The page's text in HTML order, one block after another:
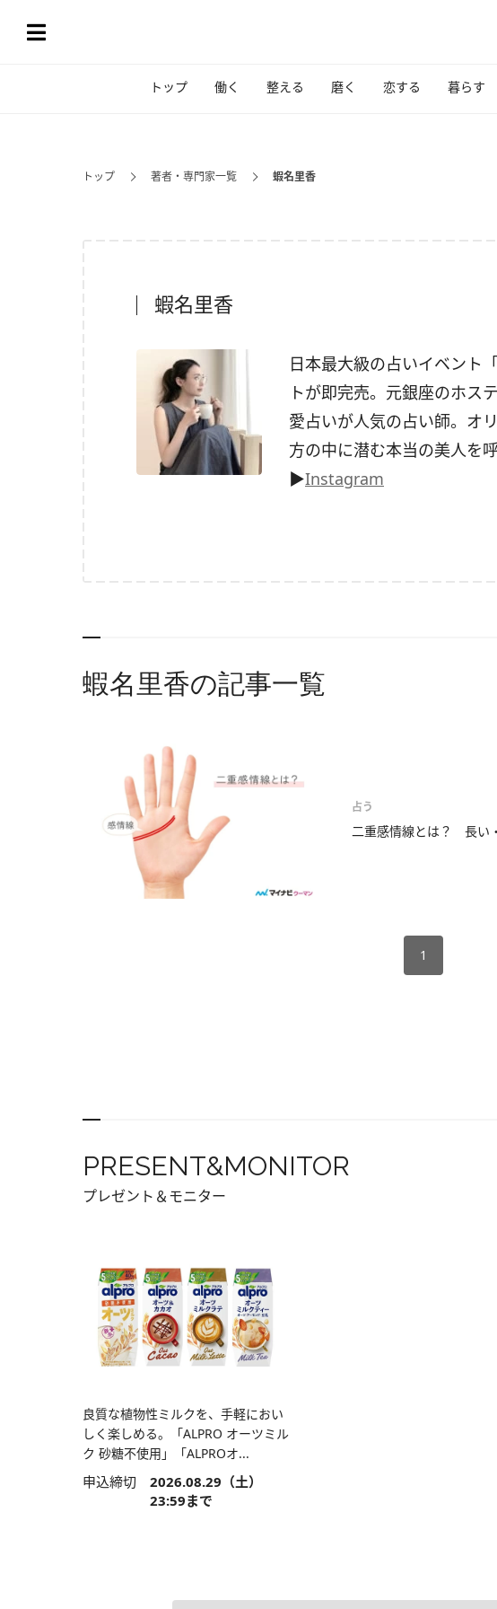
トップ 働く 整える 磨く 恋する 暮らす
トップ 著者・専門家一覧 蝦名里香
蝦名里香
日本最大級の占いイベント
トが即完売。元銀座のホス
愛占いが人気の占い師。オ
方の中に潜む本当の美人を
▶Instagram
蝦名里香の記事一覧
占う
二重感情線とは？ 長い
1
PRESENT&MONITOR
プレゼント＆モニター
良質な植物性ミルクを、手軽におい
しく楽しめる。「ALPRO オーツミル
ク 砂糖不使用」「ALPROオ...
申込締切 2026.08.29（土）
23:59まで